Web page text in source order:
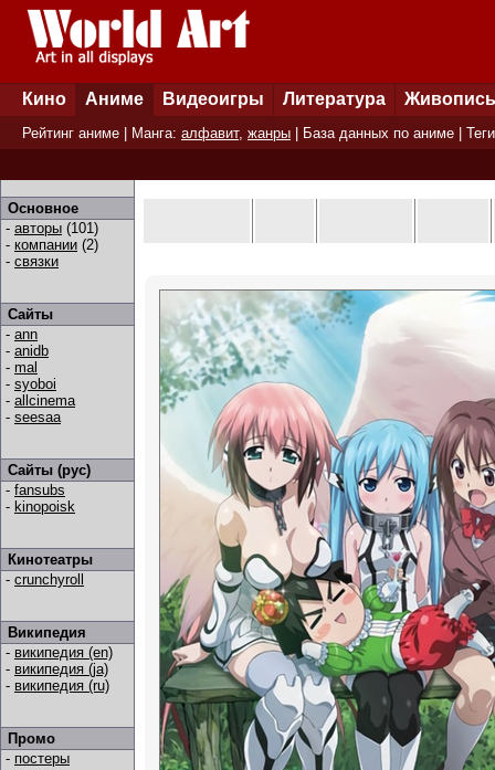
Кино Аниме Видеоигры Литература Живопись
Рейтинг аниме | Манга: алфавит, жанры База данных по аниме Теги
Основное
- авторы (101)
- компании (2)
- связки
Сайты
- ann
- anidb
- mal
- syoboi
- allcinema
- seesaa
Сайты (рус)
- fansubs
- kinopoisk
Кинотеатры
- crunchyroll
Википедия
- википедия (en)
- википедия (ja)
- википедия (ru)
Промо
- постеры